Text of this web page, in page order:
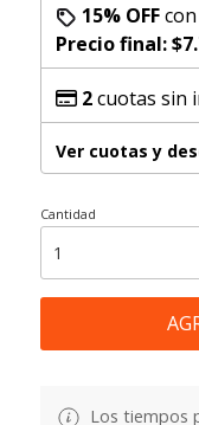
15% OFFcon
Precio final:
2cuotas sin
Ver cuotas y
Cantidad
Los tiempos